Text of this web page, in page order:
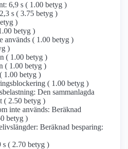
6,9 s ( 1.00 betyg )
s ( 3.75 betyg )
)
betyg )
används ( 1.00 betyg )
)
( 1.00 betyg )
( 1.00 betyg )
1.00 betyg )
( 1.00 betyg )
Den sammanlagda
( 2.50 betyg )
inte används: Beräknad
betyg )
Beräknad besparing:
s ( 2.70 betyg )